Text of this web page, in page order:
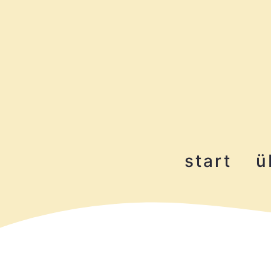
start